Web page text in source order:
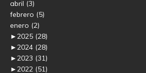
abril (3)
febrero (5)
enero (2)
►2025 (28)
►2024 (28)
►2023 (31)
►2022 (51)